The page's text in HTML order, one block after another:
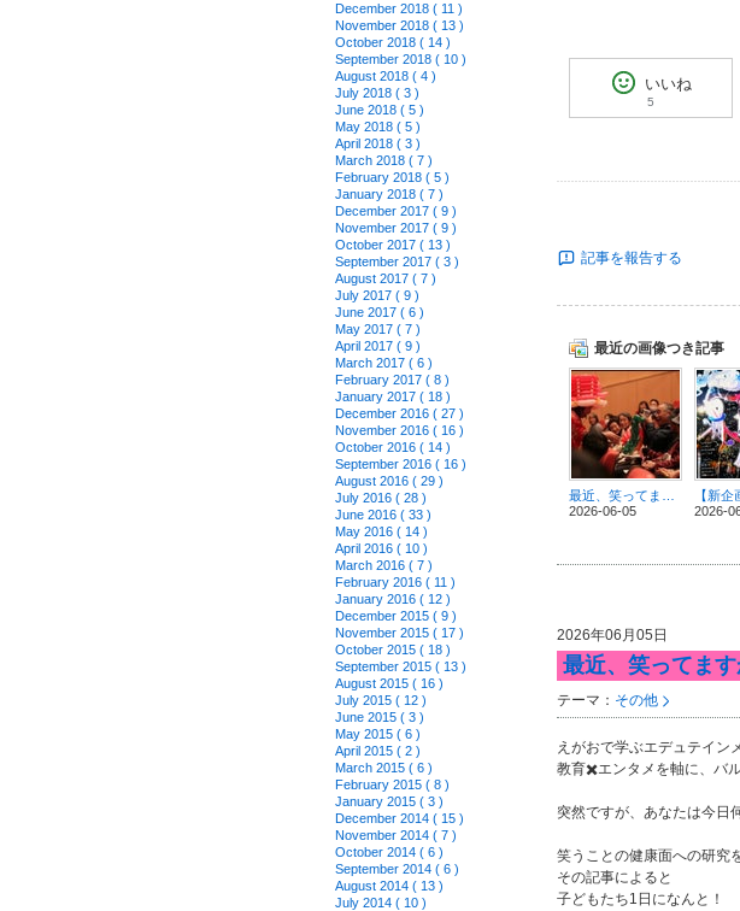
December 2018 ( 11 )
November 2018 ( 13 )
October 2018 ( 14 )
September 2018 ( 10 )
August 2018 ( 4 )
July 2018 ( 3 )
June 2018 ( 5 )
May 2018 ( 5 )
April 2018 ( 3 )
March 2018 ( 7 )
February 2018 ( 5 )
January 2018 ( 7 )
December 2017 ( 9 )
November 2017 ( 9 )
October 2017 ( 13 )
September 2017 ( 3 )
August 2017 ( 7 )
July 2017 ( 9 )
June 2017 ( 6 )
May 2017 ( 7 )
April 2017 ( 9 )
March 2017 ( 6 )
February 2017 ( 8 )
January 2017 ( 18 )
December 2016 ( 27 )
November 2016 ( 16 )
October 2016 ( 14 )
September 2016 ( 16 )
August 2016 ( 29 )
July 2016 ( 28 )
June 2016 ( 33 )
May 2016 ( 14 )
April 2016 ( 10 )
March 2016 ( 7 )
February 2016 ( 11 )
January 2016 ( 12 )
December 2015 ( 9 )
November 2015 ( 17 )
October 2015 ( 18 )
September 2015 ( 13 )
August 2015 ( 16 )
July 2015 ( 12 )
June 2015 ( 3 )
May 2015 ( 6 )
April 2015 ( 2 )
March 2015 ( 6 )
February 2015 ( 8 )
January 2015 ( 3 )
December 2014 ( 15 )
November 2014 ( 7 )
October 2014 ( 6 )
September 2014 ( 6 )
August 2014 ( 13 )
July 2014 ( 10 )
いいね
5
記事を報告する
最近の画像つき記事
2026-06-05
【新
2026-
2026年06月05日
最近、笑ってま
テーマ： その他
えがおで学ぶエデュテイン
教育✖️エンタメを軸に、バ
突然ですが、あなたは今日
笑うことの健康面への研究
その記事によると
子どもたち1日になんと！